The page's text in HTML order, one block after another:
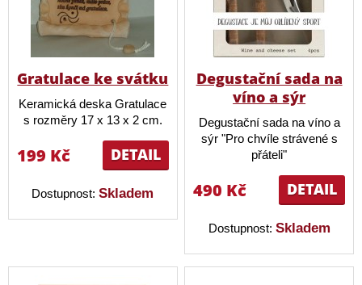
Gratulace ke svátku
Keramická deska Gratulace
s rozměry 17 x 13 x 2 cm.
DETAIL
199 Kč
Dostupnost:Skladem
Degustační sada na
víno a sýr
Degustační sada na víno a
sýr "Pro chvíle strávené s
přáteli"
DETAIL
490 Kč
Dostupnost: Skladem